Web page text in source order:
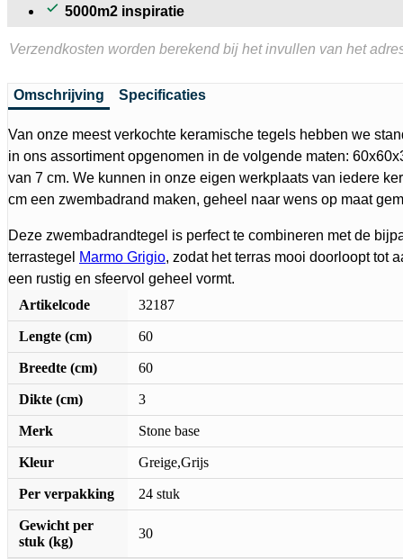
5000m2 inspiratie
Verzendkosten worden berekend bij het invullen van het
Omschrijving Specificaties
Van onze meest verkochte keramische tegels hebben we
in ons assortiment opgenomen in de volgende maten:
van 7 cm. We kunnen in onze eigen werkplaats van iedere
cm een zwembadrand maken, geheel naar wens op maat
Deze zwembadrandtegel is perfect te combineren met de
terrastegel Marmo Grigio, zodat het terras mooi doorloopt tot
een rustig en sfeervol geheel vormt.
Artikelcode
32187
Lengte (cm) 60
Breedte (cm) 60
Dikte (cm) 3
Merk Stone base
Kleur Greige,Grijs
Per verpakking 24 stuk
Gewicht per
stuk (kg)
30